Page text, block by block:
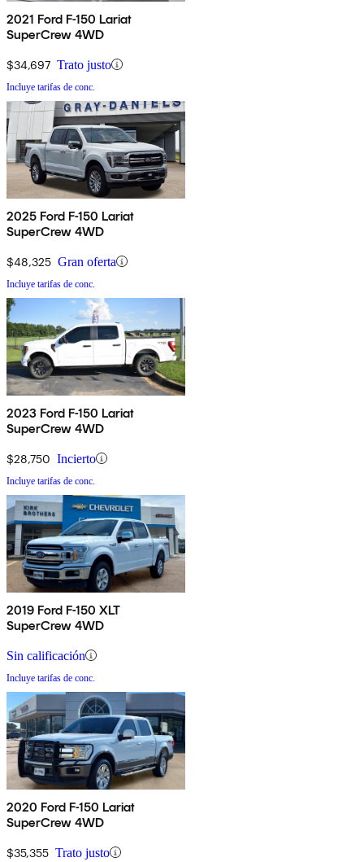
2021 Ford F-150 Lariat
SuperCrew 4WD
$34,697 Trato justo
Incluye tarifas de conc.
2025 Ford F-150 Lariat
SuperCrew 4WD
$48,325 Gran oferta
Incluye tarifas de conc.
2023 Ford F-150 Lariat
SuperCrew 4WD
$28,750 Incierto
Incluye tarifas de conc.
2019 Ford F-150 XLT
SuperCrew 4WD
Sin calificación
Incluye tarifas de conc.
2020 Ford F-150 Lariat
SuperCrew 4WD
$35,355 Trato justo